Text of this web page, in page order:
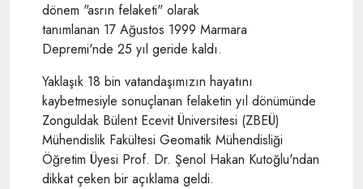
dönem "asrın felaketi" olarak
tanımlanan 17 Ağustos 1999 Marmara
Depremi'nde 25 yıl geride kaldı.
Yaklaşık 18 bin vatandaşımızın hayatını
kaybetmesiyle sonuçlanan felaketin yıl dönümünde
Zonguldak Bülent Ecevit Üniversitesi (ZBEÜ)
Mühendislik Fakültesi Geomatik Mühendisliği
Öğretim Üyesi Prof. Dr. Şenol Hakan Kutoğlu'ndan
dikkat çeken bir açıklama geldi.